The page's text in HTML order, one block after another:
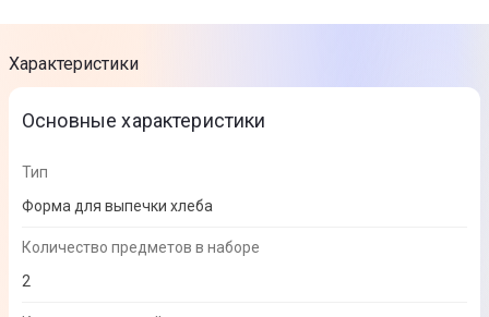
Характеристики
Основные характеристики
Тип
Форма для выпечки хлеба
Количество предметов в наборе
2